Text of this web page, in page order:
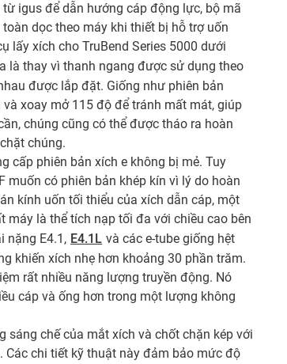
igus để dẫn hướng cáp động lực, bộ mã
dọc theo máy khi thiết bị hỗ trợ uốn
lấy xích cho TruBend Series 5000 dưới
là thay vì thanh ngang được sử dụng theo
được lắp đặt. Giống như phiên bản
xoay mở 115 độ để tránh mất mát, giúp
chúng cũng có thể được tháo ra hoàn
chúng.
cấp phiên bản xích e không bị mẻ. Tuy
muốn có phiên bản khép kín vì lý do hoàn
kính uốn tối thiểu của xích dẫn cáp, một
là thể tích nạp tối đa với chiều cao bên
nặng E4.1, E4.1L và các e-tube giống hệt
khiến xích nhẹ hơn khoảng 30 phần trăm.
rất nhiều năng lượng truyền động. Nó
cáp và ống hơn trong một lượng không
chế của mắt xích và chốt chặn kép với
chi tiết kỹ thuật này đảm bảo mức độ